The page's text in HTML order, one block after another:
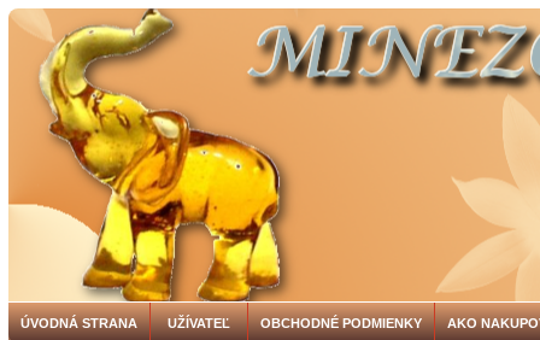
ÚVODNÁ STRANA UŽÍVATEĽ OBCHODNÉ PODMIENKY AKO